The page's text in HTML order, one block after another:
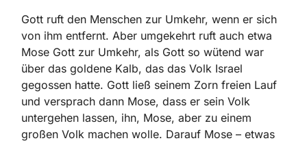
Gott ruft den Menschen zur Umkehr, wenn er sich
von ihm entfernt. Aber umgekehrt ruft auch etwa
Mose Gott zur Umkehr, als Gott so wütend war
über das goldene Kalb, das das Volk Israel
gegossen hatte. Gott ließ seinem Zorn freien Lauf
und versprach dann Mose, dass er sein Volk
untergehen lassen, ihn, Mose, aber zu einem
großen Volk machen wolle. Darauf Mose – etwas